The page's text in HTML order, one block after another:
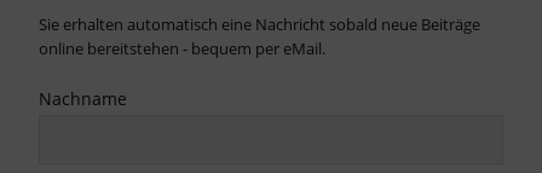
Sie erhalten automatisch eine Nachricht sobald neue Beiträge
online bereitstehen - bequem per eMail.
Nachname